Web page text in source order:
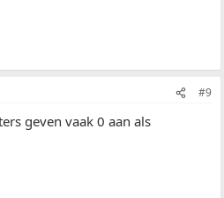
#9
geven vaak 0 aan als